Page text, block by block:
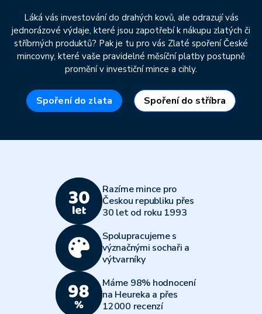
Láká vás investování do drahých kovů, ale odrazují vás
jednorázové výdaje, které jsou zapotřebí k nákupu zlatých či
stříbrných produktů? Pak je tu pro vás Zlaté spoření České
mincovny, které vaše pravidelné měsíční platby postupně
promění v investiční mince a cihly.
Spoření do zlata Spoření do stříbra
Razíme mince pro
Českou republiku přes
30 let od roku 1993
Spolupracujeme s
význačnými sochaři a
výtvarníky
Máme 98% hodnocení
na Heureka a přes
12000 recenzí